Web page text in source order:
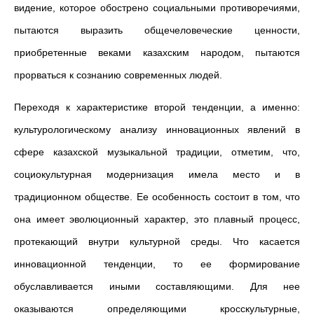
видение, которое обострено социальными противоречиями,
пытаются выразить общечеловеческие ценности,
приобретенные веками казахским народом, пытаются
прорваться к сознанию современных людей.
Переходя к характеристике второй тенденции, а именно:
культурологическому анализу инновационных явлений в
сфере казахской музыкальной традиции, отметим, что,
социокультурная модернизация имела место и в
традиционном обществе. Ее особенность состоит в том, что
она имеет эволюционный характер, это плавный процесс,
протекающий внутри культурной среды. Что касается
инновационной тенденции, то ее формирование
обуславливается иными составляющими. Для нее
оказываются определяющими кросскультурные,